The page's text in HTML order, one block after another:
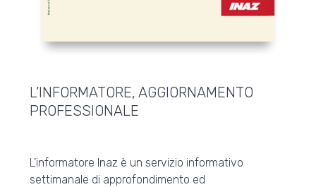
L’INFORMATORE, AGGIORNAMENTO
PROFESSIONALE
L’informatore Inaz è un servizio informativo
settimanale di approfondimento ed